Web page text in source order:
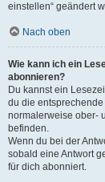
einstellen“ geändert
Nach oben
Wie kann ich ein
abonnieren?
Du kannst ein
du die entsprechende
normalerweise ober-
befinden.
Wenn du bei der
sobald eine Antwort
für dich abonniert.